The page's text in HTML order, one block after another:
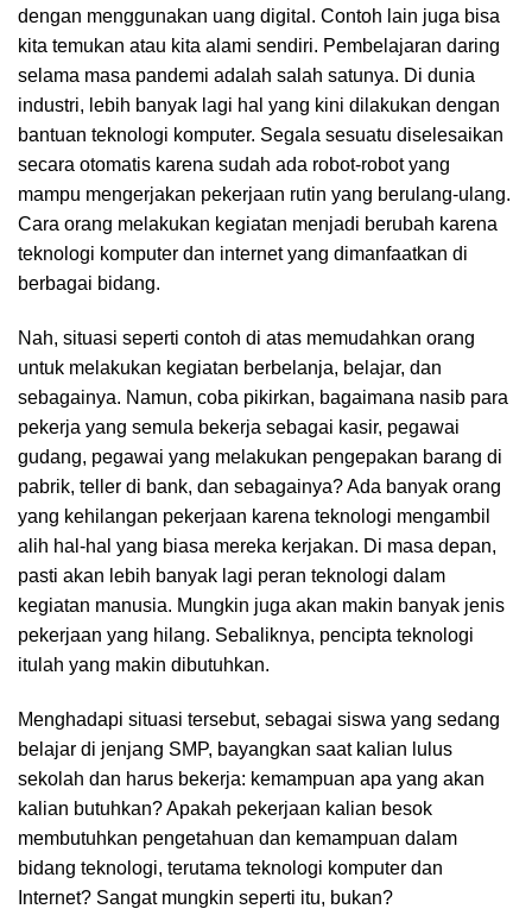
dengan menggunakan uang digital. Contoh lain juga bisa
kita temukan atau kita alami sendiri. Pembelajaran daring
selama masa pandemi adalah salah satunya. Di dunia
industri, lebih banyak lagi hal yang kini dilakukan dengan
bantuan teknologi komputer. Segala sesuatu diselesaikan
secara otomatis karena sudah ada robot-robot yang
mampu mengerjakan pekerjaan rutin yang berulang-ulang.
Cara orang melakukan kegiatan menjadi berubah karena
teknologi komputer dan internet yang dimanfaatkan di
berbagai bidang.
Nah, situasi seperti contoh di atas memudahkan orang
untuk melakukan kegiatan berbelanja, belajar, dan
sebagainya. Namun, coba pikirkan, bagaimana nasib para
pekerja yang semula bekerja sebagai kasir, pegawai
gudang, pegawai yang melakukan pengepakan barang di
pabrik, teller di bank, dan sebagainya? Ada banyak orang
yang kehilangan pekerjaan karena teknologi mengambil
alih hal-hal yang biasa mereka kerjakan. Di masa depan,
pasti akan lebih banyak lagi peran teknologi dalam
kegiatan manusia. Mungkin juga akan makin banyak jenis
pekerjaan yang hilang. Sebaliknya, pencipta teknologi
itulah yang makin dibutuhkan.
Menghadapi situasi tersebut, sebagai siswa yang sedang
belajar di jenjang SMP, bayangkan saat kalian lulus
sekolah dan harus bekerja: kemampuan apa yang akan
kalian butuhkan? Apakah pekerjaan kalian besok
membutuhkan pengetahuan dan kemampuan dalam
bidang teknologi, terutama teknologi komputer dan
Internet? Sangat mungkin seperti itu, bukan?